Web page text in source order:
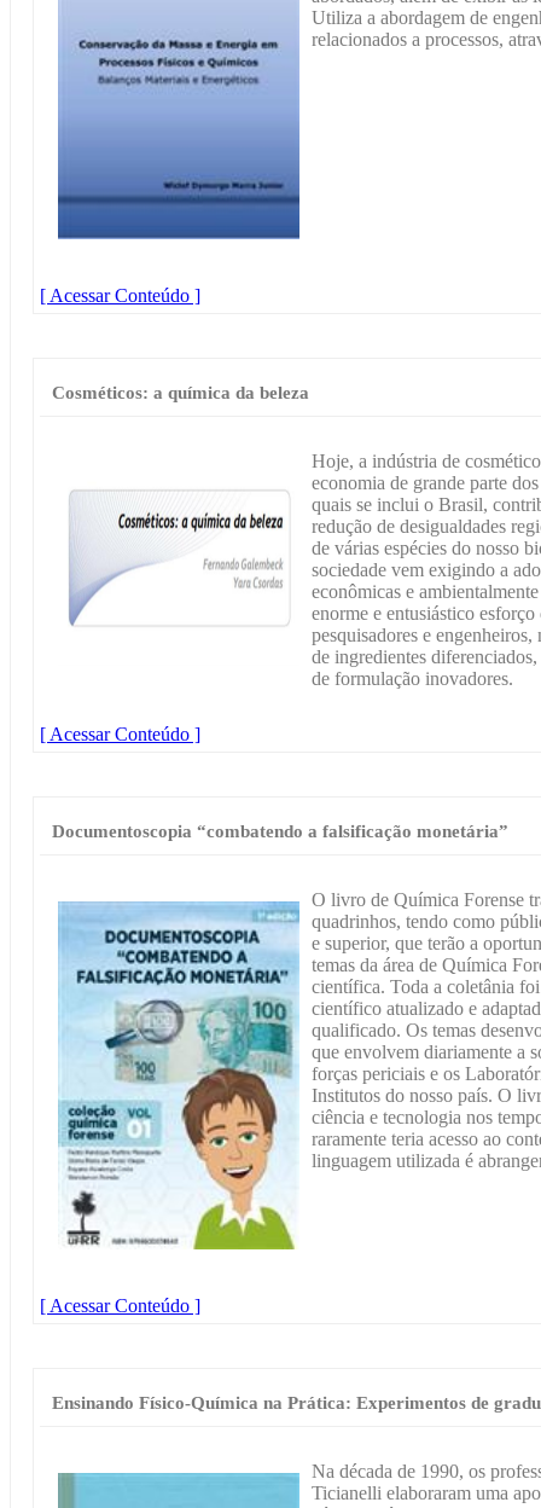
Utiliza a abordagem de
relacionados a processos,
[ Acessar Conteúdo ]
Cosméticos: a química da beleza
Hoje, a indústria de
economia de grande parte
quais se inclui o Brasil,
redução de desigualdades
de várias espécies do nosso
sociedade vem exigindo a
econômicas e
enorme e entusiástico esforço
pesquisadores e
de ingredientes
de formulação inovadores.
[ Acessar Conteúdo ]
Documentoscopia “combatendo a falsificação monetária”
O livro de Química Forense
quadrinhos, tendo como
e superior, que terão a
temas da área de Química
científica. Toda a coletânia
científico atualizado e
qualificado. Os temas
que envolvem diariamente a
forças periciais e os
Institutos do nosso país. O
ciência e tecnologia nos
raramente teria acesso ao
linguagem utilizada é
[ Acessar Conteúdo ]
Ensinando Físico-Química na Prática: Experimentos de
Na década de 1990, os
Ticianelli elaboraram uma